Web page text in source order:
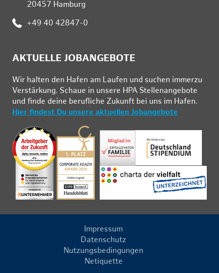
20457 Hamburg
Telefon:
+49 40 42847-0
AKTUELLE JOBANGEBOTE
Wir hal­ten den Ha­fen am Lau­fen und su­chen im­mer­zu
Ver­stär­kung. Schau­e in un­se­re HPA Stel­len­an­ge­bo­te
und fin­de deine be­ruf­li­che Zu­kunft bei uns im Ha­fen.
Hier findest Du unsere aktuellen Jobangebote
Impressum
Datenschutz
Nutzungsbedingungen
Netiquette